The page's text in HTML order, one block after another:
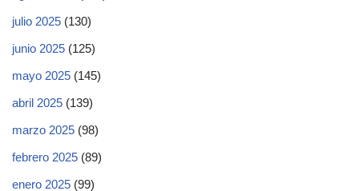
julio 2025 (130)
junio 2025 (125)
mayo 2025 (145)
abril 2025 (139)
marzo 2025 (98)
febrero 2025 (89)
enero 2025 (99)